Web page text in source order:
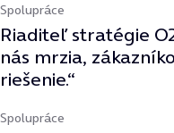
Spolupráce
Riaditeľ stratégie
nás mrzia,
riešenie.“
Spolupráce